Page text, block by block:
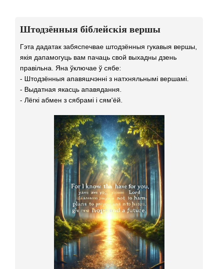
Штодзённыя біблейскія вершы
Гэта дадатак забяспечвае штодзённыя гукавыя вершы,
якія дапамогуць вам пачаць свой выхадны дзень
правільна. Яна ўключае ў сябе:
- Штодзённыя апавяшчэнні з натхняльнымі вершамі.
- Выдатная якасць апавядання.
- Лёгкі абмен з сябрамі і сям'ёй.